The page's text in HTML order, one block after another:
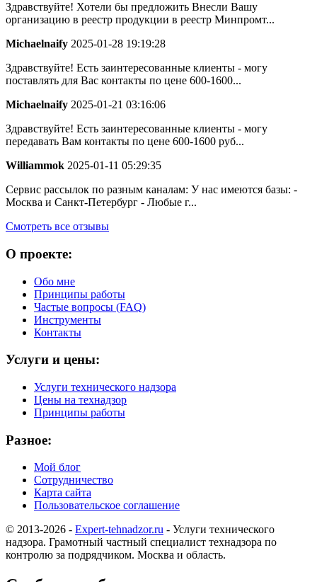
Здравствуйте! Хотели бы предложить Внесли Вашу
организацию в реестр продукции в реестр Минпромт...
Michaelnaify 2025-01-28 19:19:28
Здравствуйте! Есть заинтересованные клиенты - могу
поставлять для Вас контакты по цене 600-1600...
Michaelnaify 2025-01-21 03:16:06
Здравствуйте! Есть заинтересованные клиенты - могу
передавать Вам контакты по цене 600-1600 руб...
Williammok 2025-01-11 05:29:35
Сервис рассылок по разным каналам: У нас имеются базы: -
Москва и Санкт-Петербург - Любые г...
Смотреть все отзывы
О проекте:
Обо мне
Принципы работы
Частые вопросы (FAQ)
Инструменты
Контакты
Услуги и цены:
Услуги технического надзора
Цены на технадзор
Принципы работы
Разное:
Мой блог
Сотрудничество
Карта сайта
Пользовательское соглашение
© 2013-2026 - Expert-tehnadzor.ru - Услуги технического
надзора. Грамотный частный специалист технадзора по
контролю за подрядчиком. Москва и область.